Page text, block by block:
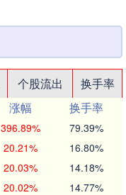
个股流出
换手率
涨幅
换手率
396.89% 79.39%
20.21% 16.80%
20.03% 14.18%
20.02% 14.77%